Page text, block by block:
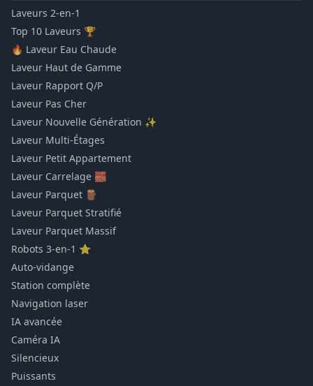
Laveurs 2-en-1
Top 10 Laveurs 🏆
🔥 Laveur Eau Chaude
Laveur Haut de Gamme
Laveur Rapport Q/P
Laveur Pas Cher
Laveur Nouvelle Génération ✨
Laveur Multi-Étages
Laveur Petit Appartement
Laveur Carrelage 🧱
Laveur Parquet 🪵
Laveur Parquet Stratifié
Laveur Parquet Massif
Robots 3-en-1 ⭐
Auto-vidange
Station complète
Navigation laser
IA avancée
Caméra IA
Silencieux
Puissants